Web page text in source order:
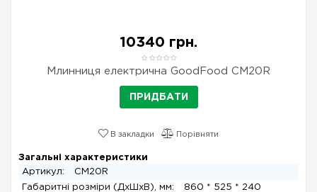
10340 грн.
Млинниця електрична GoodFood CM20R
ПРИДБАТИ
В закладки Порівняти
Загальні характеристики
Артикул:
CM20R
Габаритні розміри (ДхШхВ), мм:
860 * 525 * 240